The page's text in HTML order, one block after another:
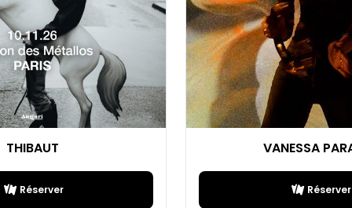
THIBAUT
Réserver
VANESSA
Réserver